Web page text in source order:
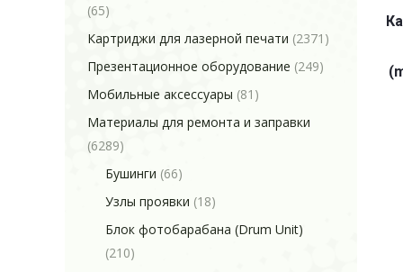
(65)
Картриджи для лазерной печати (2371)
Презентационное оборудование (249)
Мобильные аксессуары (81)
Материалы для ремонта и заправки
(6289)
Бушинги (66)
Узлы проявки (18)
Блок фотобарабана (Drum Unit)
(210)